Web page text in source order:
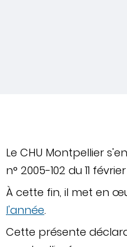
Le CHU Montpellier
n° 2005-102 du 11
À cette fin, il met en
l'année.
Cette présente